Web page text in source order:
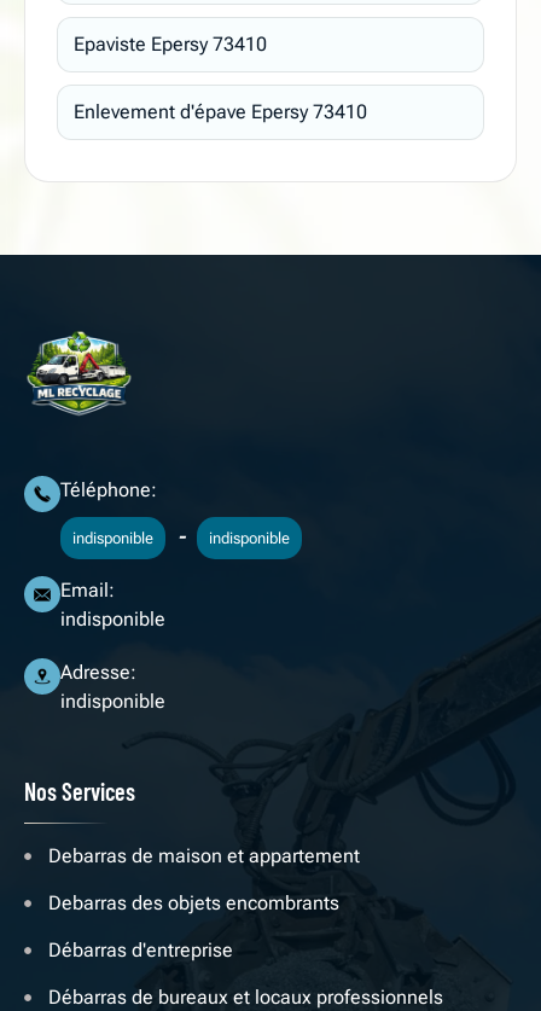
Epaviste Epersy 73410
Enlevement d'épave Epersy 73410
Téléphone:
indisponible - indisponible
Email:
indisponible
Adresse:
indisponible
Nos Services
Debarras de maison et appartement
Debarras des objets encombrants
Débarras d'entreprise
Débarras de bureaux et locaux professionnels